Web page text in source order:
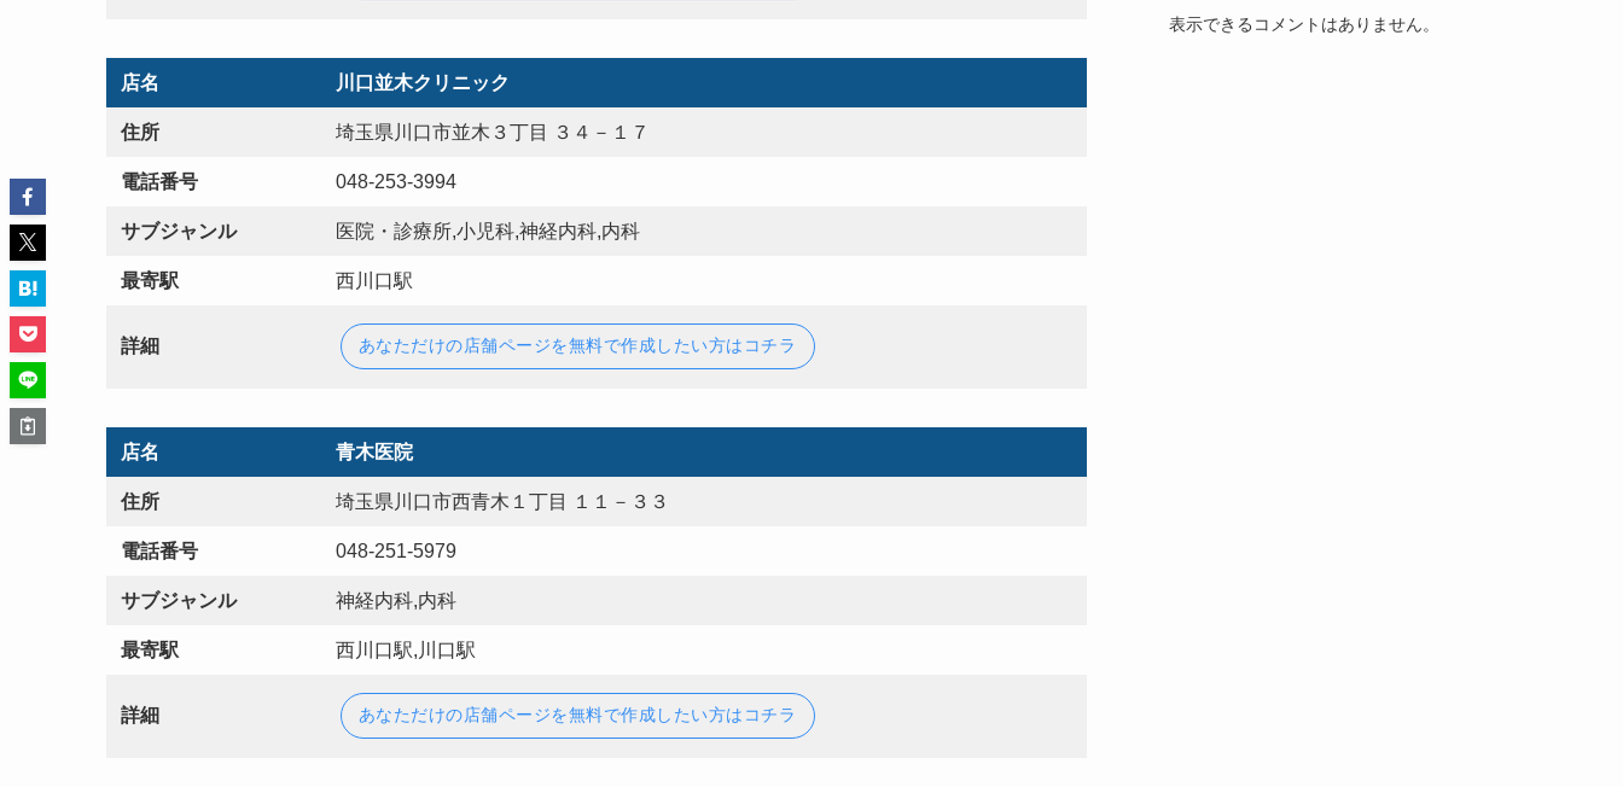
店名 川口並木クリニック
住所 埼玉県川口市並木３丁目 ３４－１７
電話番号 048-253-3994
サブジャンル 医院・診療所,小児科,神経内科,内科
最寄駅 西川口駅
詳細 あなただけの店舗ページを無料で作成したい方はコチラ
店名 青木医院
住所 埼玉県川口市西青木１丁目 １１－３３
電話番号 048-251-5979
サブジャンル 神経内科,内科
最寄駅 西川口駅,川口駅
詳細 あなただけの店舗ページを無料で作成したい方はコチラ
表示できるコメントはありません。